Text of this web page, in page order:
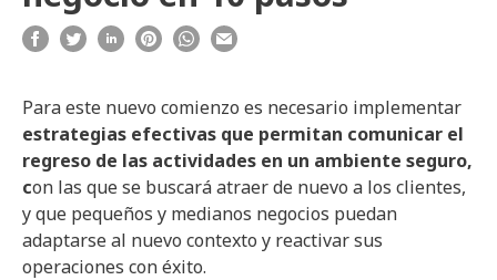
Para este nuevo comienzo es necesario implementar
estrategias efectivas que permitan comunicar el
regreso de las actividades en un ambiente seguro,
con las que se buscará atraer de nuevo a los clientes,
y que pequeños y medianos negocios puedan
adaptarse al nuevo contexto y reactivar sus
operaciones con éxito.